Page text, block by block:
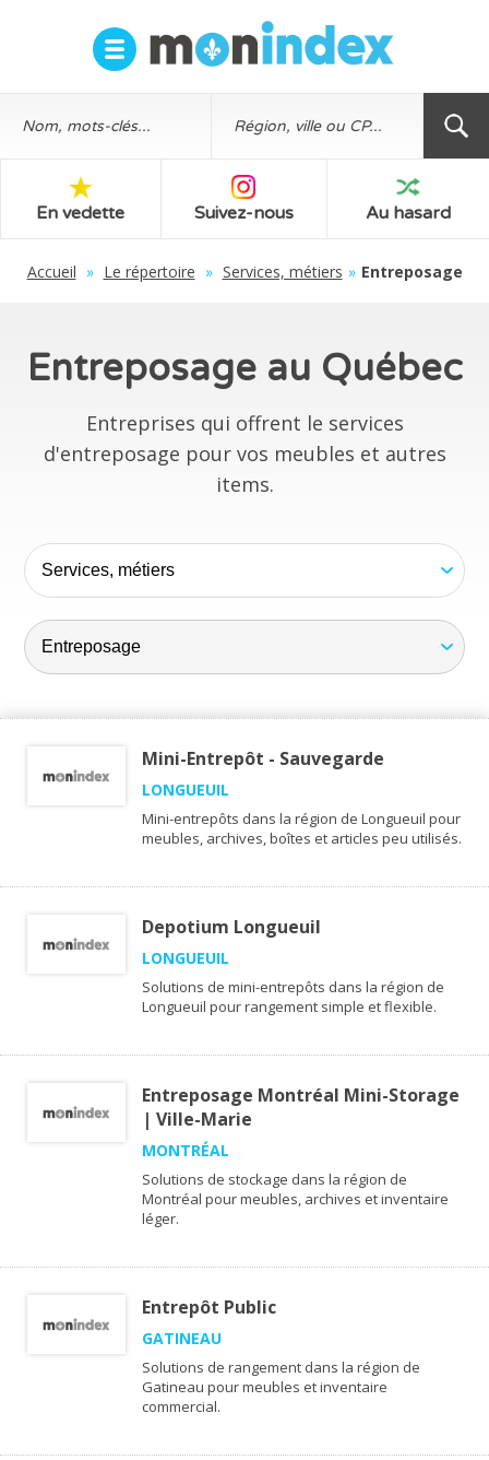
En vedette Suivez-nous Au hasard
Accueil » Le répertoire » Services, métiers » Entreposage
Entreposage au Québec
Entreprises qui offrent le services
d'entreposage pour vos meubles et autres
items.
Mini-Entrepôt - Sauvegarde
LONGUEUIL
Mini-entrepôts dans la région de Longueuil pour
meubles, archives, boîtes et articles peu utilisés.
Depotium Longueuil
LONGUEUIL
Solutions de mini-entrepôts dans la région de
Longueuil pour rangement simple et flexible.
Entreposage Montréal Mini-Storage
| Ville-Marie
MONTRÉAL
Solutions de stockage dans la région de
Montréal pour meubles, archives et inventaire
léger.
Entrepôt Public
GATINEAU
Solutions de rangement dans la région de
Gatineau pour meubles et inventaire
commercial.